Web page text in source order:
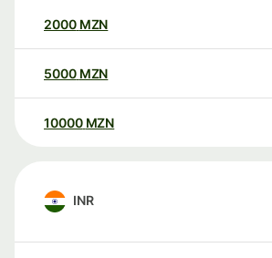
2000 MZN
5000 MZN
10000 MZN
INR